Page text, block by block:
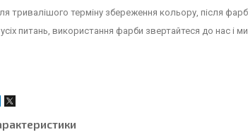
тривалішого терміну збереження кольору, після
питань, використання фарби звертайтеся до нас і